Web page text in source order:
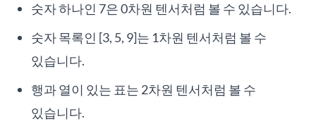
숫자 하나인 7은 0차원 텐서처럼 볼 수 있습니다.
숫자 목록인 [3, 5, 9]는 1차원 텐서처럼 볼 수
있습니다.
행과 열이 있는 표는 2차원 텐서처럼 볼 수
있습니다.